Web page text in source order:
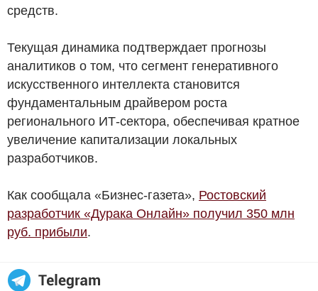
средств.
Текущая динамика подтверждает прогнозы
аналитиков о том, что сегмент генеративного
искусственного интеллекта становится
фундаментальным драйвером роста
регионального ИТ-сектора, обеспечивая кратное
увеличение капитализации локальных
разработчиков.
Как сообщала «Бизнес-газета», Ростовский
разработчик «Дурака Онлайн» получил 350 млн
руб. прибыли.